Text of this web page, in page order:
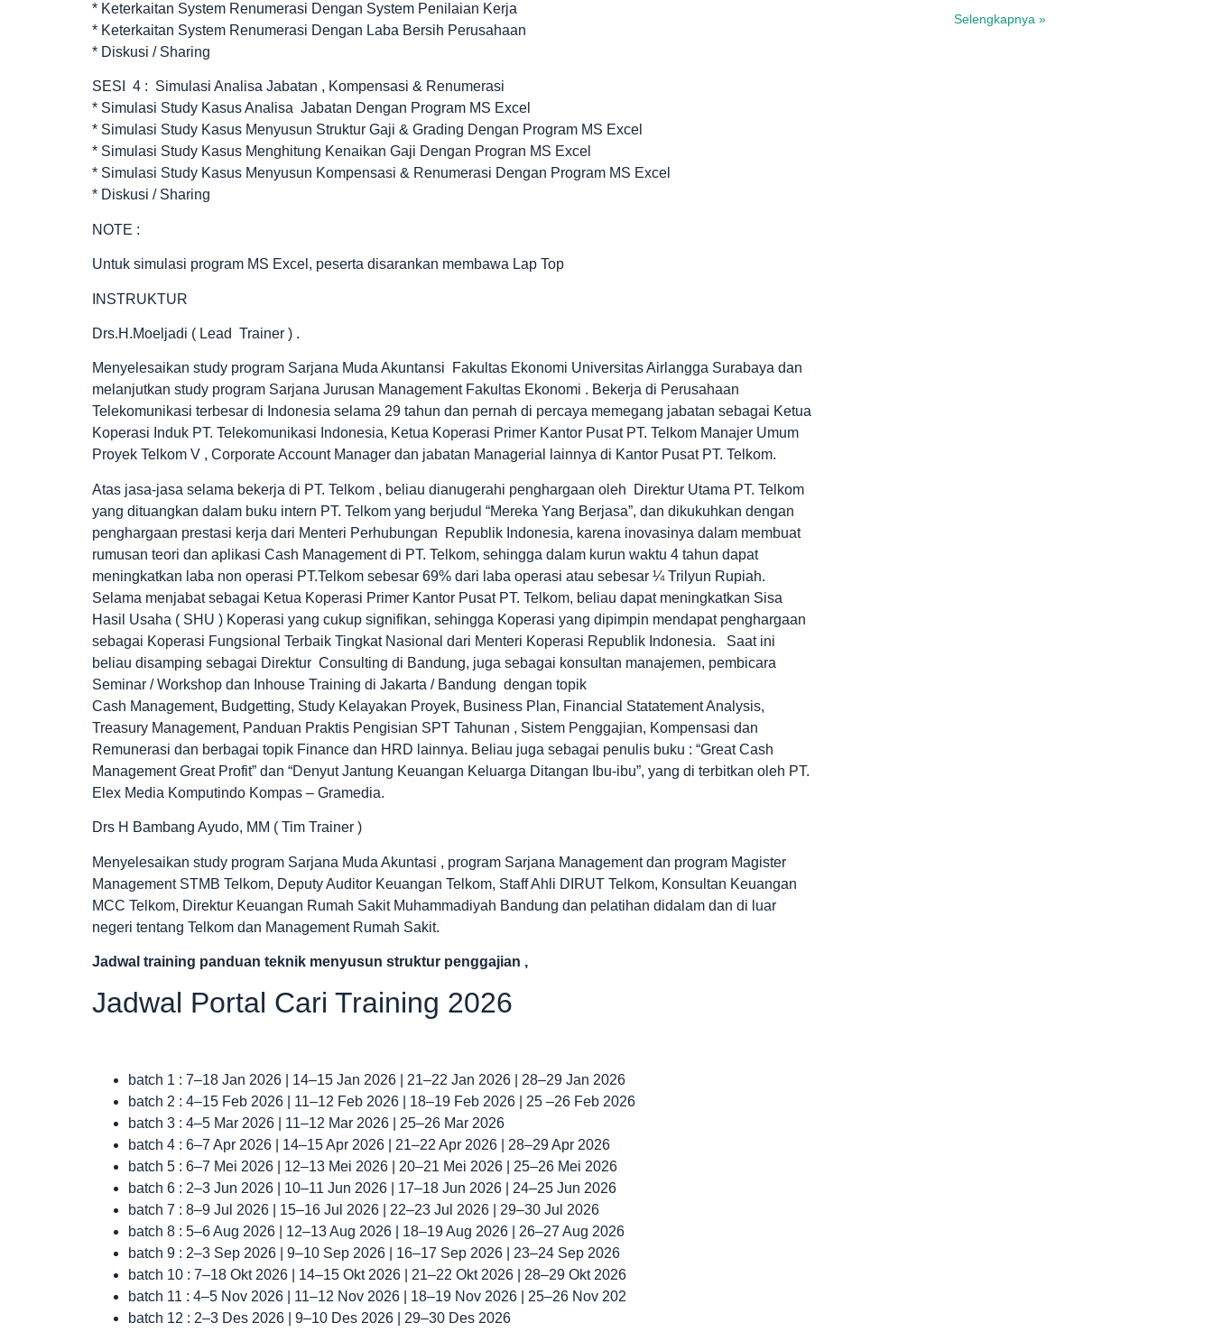
* Keterkaitan System Renumerasi Dengan System Penilaian Kerja
* Keterkaitan System Renumerasi Dengan Laba Bersih Perusahaan
* Diskusi / Sharing
SESI 4 : Simulasi Analisa Jabatan , Kompensasi & Renumerasi
* Simulasi Study Kasus Analisa Jabatan Dengan Program MS Excel
* Simulasi Study Kasus Menyusun Struktur Gaji & Grading Dengan Program MS Excel
* Simulasi Study Kasus Menghitung Kenaikan Gaji Dengan Progran MS Excel
* Simulasi Study Kasus Menyusun Kompensasi & Renumerasi Dengan Program MS Excel
* Diskusi / Sharing
NOTE :
Untuk simulasi program MS Excel, peserta disarankan membawa Lap Top
INSTRUKTUR
Drs.H.Moeljadi ( Lead Trainer ) .
Menyelesaikan study program Sarjana Muda Akuntansi Fakultas Ekonomi Universitas Airlangga Surabaya dan
melanjutkan study program Sarjana Jurusan Management Fakultas Ekonomi . Bekerja di Perusahaan
Telekomunikasi terbesar di Indonesia selama 29 tahun dan pernah di percaya memegang jabatan sebagai Ketua
Koperasi Induk PT. Telekomunikasi Indonesia, Ketua Koperasi Primer Kantor Pusat PT. Telkom Manajer Umum
Proyek Telkom V , Corporate Account Manager dan jabatan Managerial lainnya di Kantor Pusat PT. Telkom.
Atas jasa-jasa selama bekerja di PT. Telkom , beliau dianugerahi penghargaan oleh Direktur Utama PT. Telkom
yang dituangkan dalam buku intern PT. Telkom yang berjudul “Mereka Yang Berjasa”, dan dikukuhkan dengan
penghargaan prestasi kerja dari Menteri Perhubungan Republik Indonesia, karena inovasinya dalam membuat
rumusan teori dan aplikasi Cash Management di PT. Telkom, sehingga dalam kurun waktu 4 tahun dapat
meningkatkan laba non operasi PT.Telkom sebesar 69% dari laba operasi atau sebesar ¼ Trilyun Rupiah.
Selama menjabat sebagai Ketua Koperasi Primer Kantor Pusat PT. Telkom, beliau dapat meningkatkan Sisa
Hasil Usaha ( SHU ) Koperasi yang cukup signifikan, sehingga Koperasi yang dipimpin mendapat penghargaan
sebagai Koperasi Fungsional Terbaik Tingkat Nasional dari Menteri Koperasi Republik Indonesia. Saat ini
beliau disamping sebagai Direktur Consulting di Bandung, juga sebagai konsultan manajemen, pembicara
Seminar / Workshop dan Inhouse Training di Jakarta / Bandung dengan topik
Cash Management, Budgetting, Study Kelayakan Proyek, Business Plan, Financial Statatement Analysis,
Treasury Management, Panduan Praktis Pengisian SPT Tahunan , Sistem Penggajian, Kompensasi dan
Remunerasi dan berbagai topik Finance dan HRD lainnya. Beliau juga sebagai penulis buku : “Great Cash
Management Great Profit” dan “Denyut Jantung Keuangan Keluarga Ditangan Ibu-ibu”, yang di terbitkan oleh PT.
Elex Media Komputindo Kompas – Gramedia.
Drs H Bambang Ayudo, MM ( Tim Trainer )
Menyelesaikan study program Sarjana Muda Akuntasi , program Sarjana Management dan program Magister
Management STMB Telkom, Deputy Auditor Keuangan Telkom, Staff Ahli DIRUT Telkom, Konsultan Keuangan
MCC Telkom, Direktur Keuangan Rumah Sakit Muhammadiyah Bandung dan pelatihan didalam dan di luar
negeri tentang Telkom dan Management Rumah Sakit.
Jadwal training panduan teknik menyusun struktur penggajian ,
Jadwal Portal Cari Training 2026
batch 1 : 7–18 Jan 2026 | 14–15 Jan 2026 | 21–22 Jan 2026 | 28–29 Jan 2026
batch 2 : 4–15 Feb 2026 | 11–12 Feb 2026 | 18–19 Feb 2026 | 25 –26 Feb 2026
batch 3 : 4–5 Mar 2026 | 11–12 Mar 2026 | 25–26 Mar 2026
batch 4 : 6–7 Apr 2026 | 14–15 Apr 2026 | 21–22 Apr 2026 | 28–29 Apr 2026
batch 5 : 6–7 Mei 2026 | 12–13 Mei 2026 | 20–21 Mei 2026 | 25–26 Mei 2026
batch 6 : 2–3 Jun 2026 | 10–11 Jun 2026 | 17–18 Jun 2026 | 24–25 Jun 2026
batch 7 : 8–9 Jul 2026 | 15–16 Jul 2026 | 22–23 Jul 2026 | 29–30 Jul 2026
batch 8 : 5–6 Aug 2026 | 12–13 Aug 2026 | 18–19 Aug 2026 | 26–27 Aug 2026
batch 9 : 2–3 Sep 2026 | 9–10 Sep 2026 | 16–17 Sep 2026 | 23–24 Sep 2026
batch 10 : 7–18 Okt 2026 | 14–15 Okt 2026 | 21–22 Okt 2026 | 28–29 Okt 2026
batch 11 : 4–5 Nov 2026 | 11–12 Nov 2026 | 18–19 Nov 2026 | 25–26 Nov 202
batch 12 : 2–3 Des 2026 | 9–10 Des 2026 | 29–30 Des 2026
Selengkapnya »